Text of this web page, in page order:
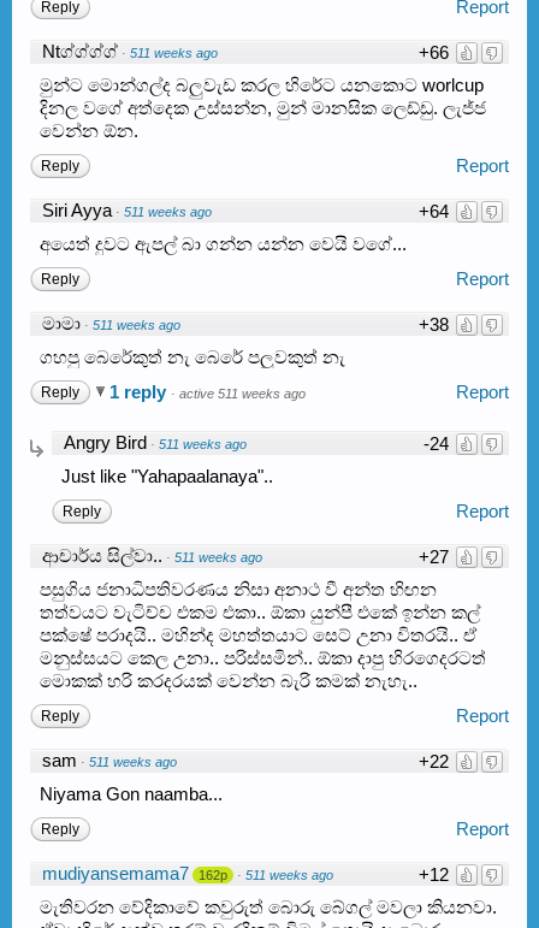
Report
Reply
+66
Ntග්ග්ග්ග් · 511 weeks ago
මුන්ට මොන්ගල්ද බලුවැඩ කරල හිරේට යනකොට worlcup
දිනල වගේ අත්දෙක උස්සන්න, මුන් මානසික ලෙඩ්ඩු. ලැජ්ජ
වෙන්න ඕන.
Report
Reply
+64
Siri Ayya · 511 weeks ago
අයෙත් දුවට ඇපල් බා ගන්න යන්න වෙයි වගේ...
Report
Reply
+38
මාමා · 511 weeks ago
ගහපු බෙරේකුත් නැ බෙරේ පලුවකුත් නැ
Report
Reply 1 reply · active 511 weeks ago
-24
Angry Bird · 511 weeks ago
Just like "Yahapaalanaya"..
Report
Reply
+27
ආචාර්ය සිල්වා.. · 511 weeks ago
පසුගිය ජනාධිපතිවරණය නිසා අනාථ වී අන්ත හිඟන
තත්වයට වැටිච්ච එකම එකා.. ඕකා යුන්පී එකේ ඉන්න කල්
පක්ෂේ පරාදයි.. මහින්ද මහත්තයාට සෙට් උනා විතරයි.. ඒ
මනුස්සයට කෙල උනා.. පරිස්සමින්.. ඕකා දාපු හිරගෙදරටත්
මොකක් හරි කරදරයක් වෙන්න බැරි කමක් නැහැ..
Report
Reply
+22
sam · 511 weeks ago
Niyama Gon naamba...
Report
Reply
+12
mudiyansemama7 162p · 511 weeks ago
මැතිවරන වේදිකාවේ කවුරුත් බොරු බේගල් මවලා කියනවා.